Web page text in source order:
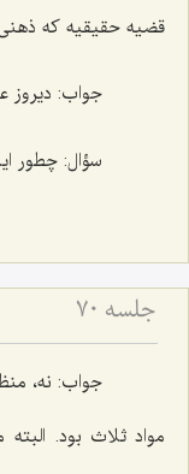
قضیه حقیقیه كه
جواب:دیروز
سؤال:چطور
جلسه ۷۰
جواب:نه،
مواد ثلاث بود.